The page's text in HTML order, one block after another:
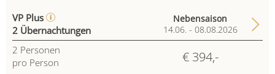
VP Plus
2 Übernachtungen
Nebensaison
14.06. - 08.08.2026
2 Personen
pro Person
€ 394,-